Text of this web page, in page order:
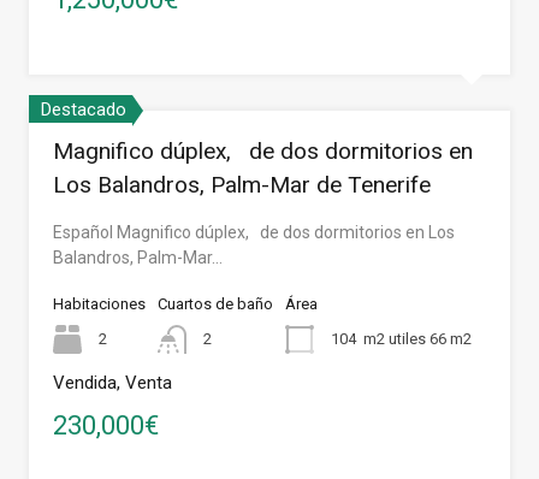
Destacado
Magnifico dúplex, de dos dormitorios en
Los Balandros, Palm-Mar de Tenerife
Español Magnifico dúplex, de dos dormitorios en Los
Balandros, Palm-Mar…
Habitaciones
2
Cuartos de baño
2
Área
104 m2 utiles 66 m2
Vendida, Venta
230,000€